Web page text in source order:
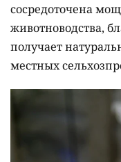
сосредоточена
животноводства,
получает
местных